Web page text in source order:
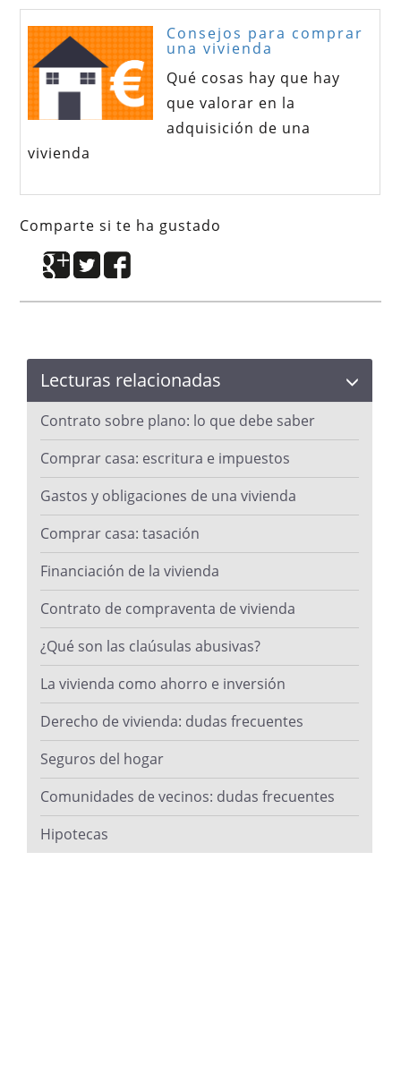
Consejos para comprar
una vivienda
Qué cosas hay que hay
que valorar en la
adquisición de una
vivienda
Comparte si te ha gustado
Lecturas relacionadas
Contrato sobre plano: lo que debe saber
Comprar casa: escritura e impuestos
Gastos y obligaciones de una vivienda
Comprar casa: tasación
Financiación de la vivienda
Contrato de compraventa de vivienda
¿Qué son las claúsulas abusivas?
La vivienda como ahorro e inversión
Derecho de vivienda: dudas frecuentes
Seguros del hogar
Comunidades de vecinos: dudas frecuentes
Hipotecas